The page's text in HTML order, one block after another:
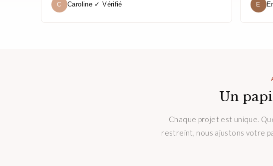
C Caroline ✓ Vérifié E
Un
Chaque projet est unique.
restreint, nous ajustons votre